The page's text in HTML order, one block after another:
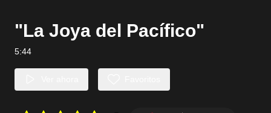
"La Joya del Pacífico"
5:44